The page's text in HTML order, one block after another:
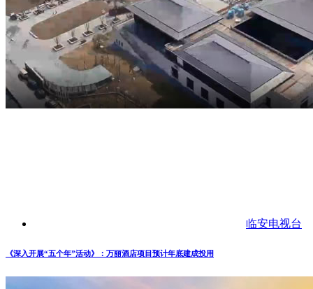
临安电视台
《深入开展“五个年”活动》：万丽酒店项目预计年底建成投用